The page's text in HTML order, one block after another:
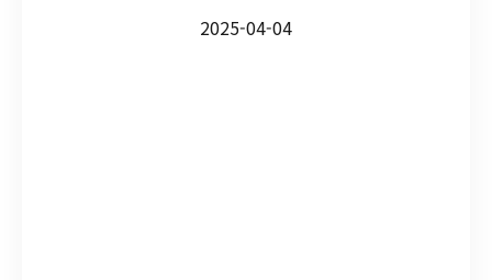
2025-04-04